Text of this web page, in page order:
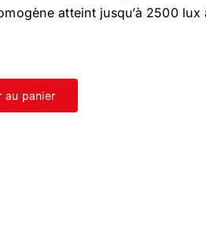
atteint jusqu’à 2500
au panier